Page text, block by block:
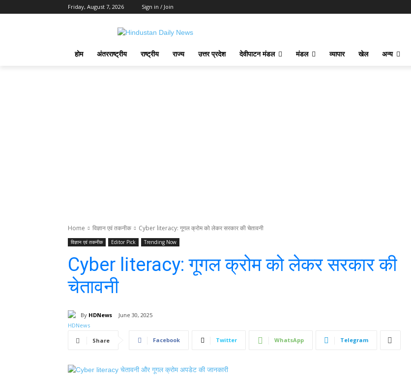
Friday, August 7, 2026 Sign in / Join
होम अंतरराष्ट्रीय राष्ट्रीय राज्य उत्तर प्रदेश देवीपाटन मंडल मंडल व्यापार खेल अन्य
Home विज्ञान एवं तकनीक Cyber literacy: गूगल क्रोम को लेकर सरकार की चेतावनी
विज्ञान एवं तकनीक Editor Pick Trending Now
Cyber literacy: गूगल क्रोम को लेकर सरकार की
चेतावनी
By HDNews June 30, 2025
Share Facebook Twitter WhatsApp Telegram